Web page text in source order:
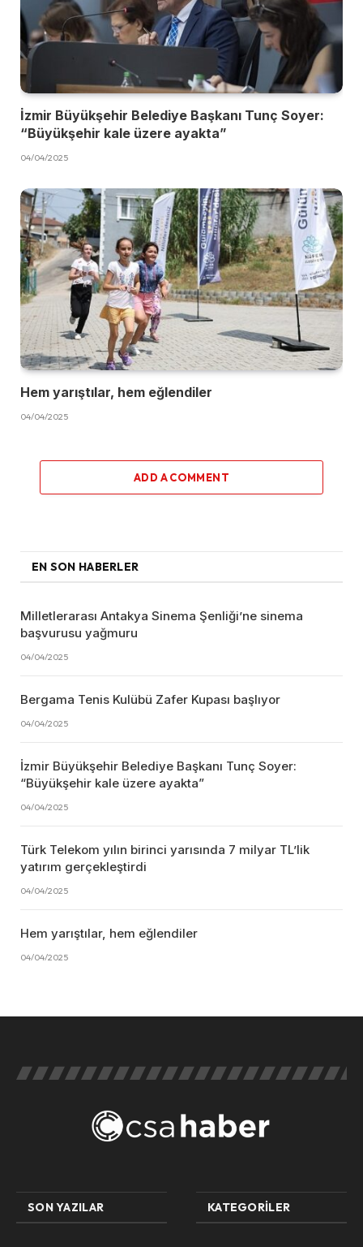
İzmir Büyükşehir Belediye Başkanı Tunç Soyer:
“Büyükşehir kale üzere ayakta”
04/04/2025
Hem yarıştılar, hem eğlendiler
04/04/2025
ADD A COMMENT
EN SON HABERLER
Milletlerarası Antakya Sinema Şenliği’ne sinema
başvurusu yağmuru
04/04/2025
Bergama Tenis Kulübü Zafer Kupası başlıyor
04/04/2025
İzmir Büyükşehir Belediye Başkanı Tunç Soyer:
“Büyükşehir kale üzere ayakta”
04/04/2025
Türk Telekom yılın birinci yarısında 7 milyar TL’lik
yatırım gerçekleştirdi
04/04/2025
Hem yarıştılar, hem eğlendiler
04/04/2025
SON YAZILAR KATEGORILER